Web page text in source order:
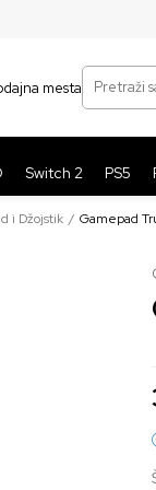
mesta
Pretraži
Switch 2 PS5
i Džojstik Gamepad